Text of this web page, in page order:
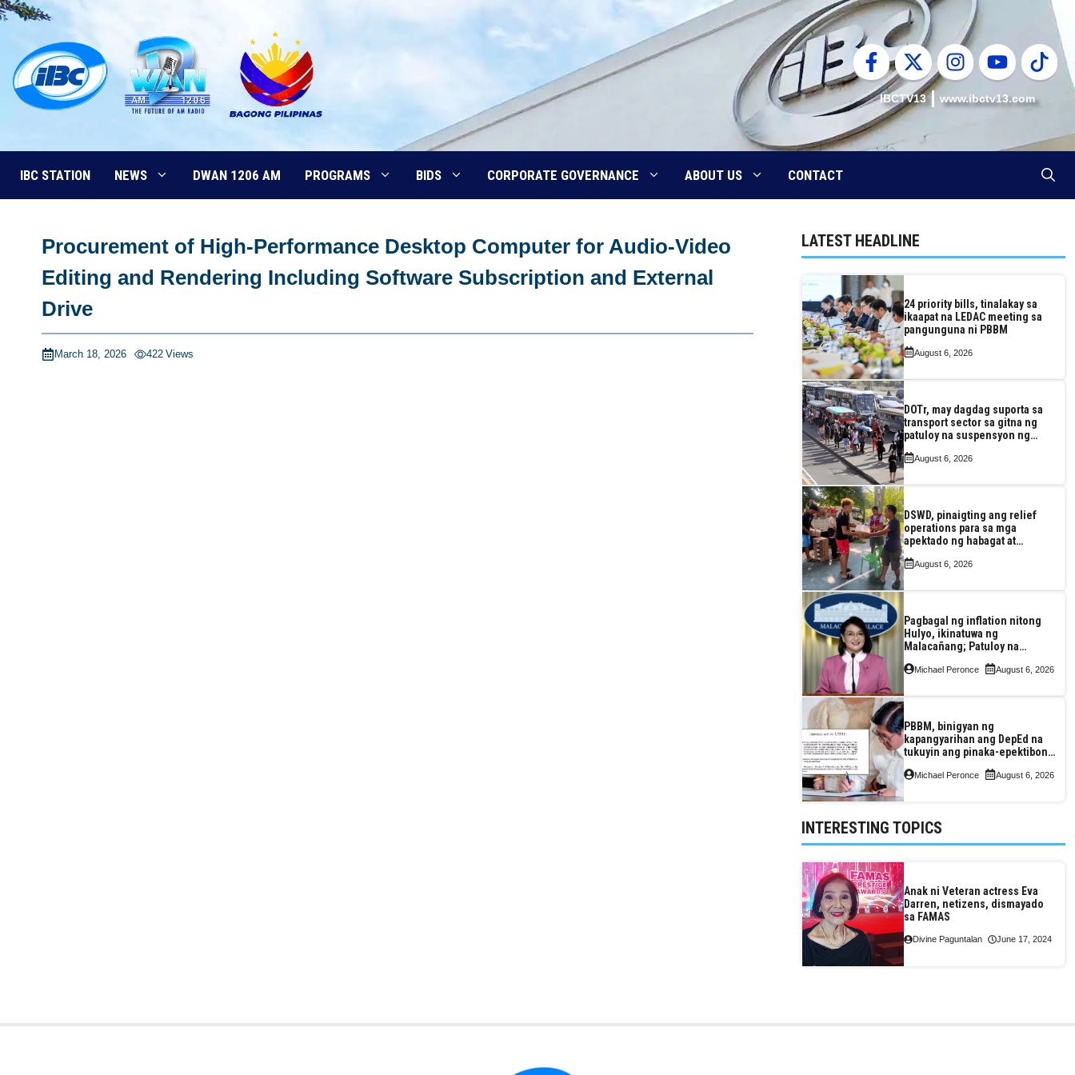
Skip
content
IBCTV13 www.ibctv13.com
IBC STATION NEWS DWAN 1206 AM PROGRAMS BIDS CORPORATE GOVERNANCE ABOUT US CONTACT
Procurement of High-Performance Desktop Computer for Audio-Video
Editing and Rendering Including Software Subscription and External
Drive
March 18, 2026 422 Views
LATEST HEADLINE
24 priority bills, tinalakay sa
ikaapat na LEDAC meeting sa
pangunguna ni PBBM
August 6, 2026
DOTr, may dagdag suporta sa
transport sector sa gitna ng
patuloy na suspensyon ng
August 6, 2026
DSWD, pinaigting ang relief
operations para sa mga
apektado ng habagat at
August 6, 2026
Pagbagal ng inflation nitong
Hulyo, ikinatuwa ng
Malacañang; Patuloy na
seguridad sa pagkain,
Michael Peronce August 6, 2026
PBBM, binigyan ng
kapangyarihan ang DepEd na
tukuyin ang pinaka-epektibong
Michael Peronce August 6, 2026
INTERESTING TOPICS
Anak ni Veteran actress Eva
Darren, netizens, dismayado
sa FAMAS
Divine Paguntalan June 17, 2024